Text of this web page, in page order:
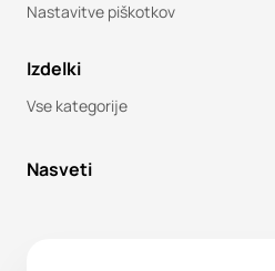
Nastavitve piškotkov
Izdelki
Vse kategorije
Nasveti